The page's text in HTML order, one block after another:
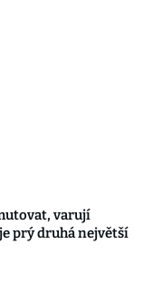
varují
prý druhá největší